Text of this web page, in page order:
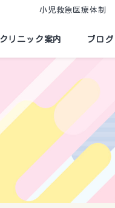
小児救急医療体制
クリニック案内 ブログ